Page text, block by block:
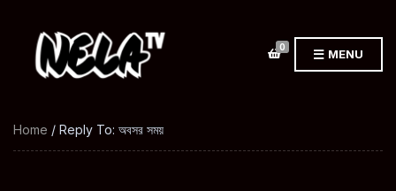
0 MENU
Home / Reply To: অবসর সময়